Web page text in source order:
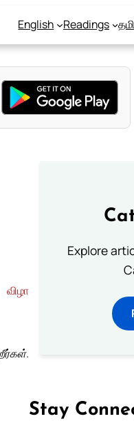
English Readings
விழா
Explore
Stay